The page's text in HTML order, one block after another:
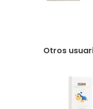
Otros